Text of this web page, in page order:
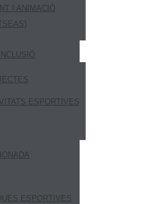
I ANIMACIÓ
ESPORTIVES
ESPORTIVES